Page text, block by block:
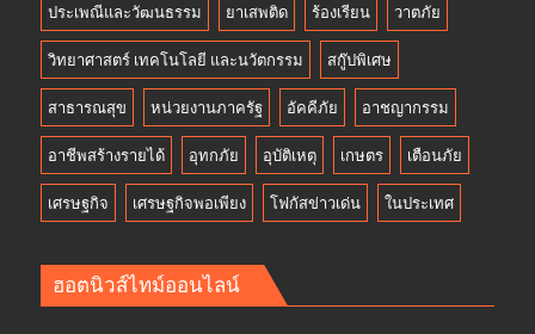
ประเพณีและวัฒนธรรม ยาเสพติด ร้องเรียน วาตภัย
วิทยาศาสตร์ เทคโนโลยี และนวัตกรรม สกู๊ปพิเศษ
สาธารณสุข หน่วยงานภาครัฐ อัคคีภัย อาชญากรรม
อาชีพสร้างรายได้ อุทกภัย อุบัติเหตุ เกษตร เตือนภัย
เศรษฐกิจ เศรษฐกิจพอเพียง โฟกัสข่าวเด่น ในประเทศ
ฮอตนิวส์ไทม์ออนไลน์